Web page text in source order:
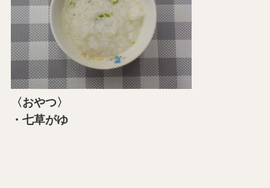
〈おやつ〉
・七草がゆ